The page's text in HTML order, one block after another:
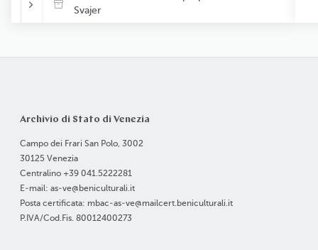
Svajer
0295: fondo - Consultori in jure
0300: fondo - Provveditore
0305: fondo - Sindici inquisitori in Levante
e in Terraferma
0310: fondo - Cancellier grande
Archivio di Stato di Venezia
Campo dei Frari San Polo, 3002
30125 Venezia
Centralino +39 041.5222281
E-mail: as-ve@beniculturali.it
Posta certificata: mbac-as-ve@mailcert.beniculturali.it
P.IVA/Cod.Fis. 80012400273